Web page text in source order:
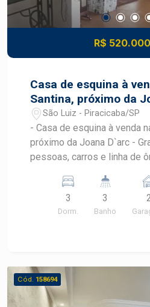
R$
Casa de esquina à
Santina, próximo da
São Luiz - Piracicaba/SP
- Casa de esquina à venda
próximo da Joana D`arc -
pessoas, carros e linha de
- A residência possuí duas
principal com 02 quartos,
além de 02 vagas de
açougues e restaurantes
3
Dorm.
3
Banho
2
Cód. 158694